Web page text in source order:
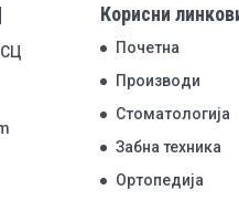
Корисни
Почетна
Производи
Стоматологија
Забна техника
Ортопедија